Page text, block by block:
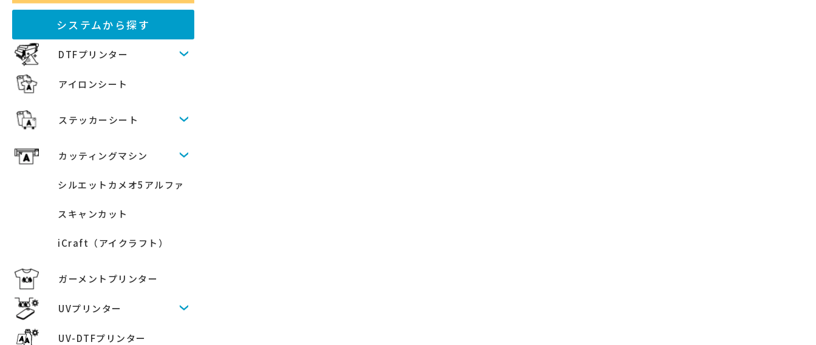
システムから探す
DTFプリンター
アイロンシート
ステッカーシート
カッティングマシン
シルエットカメオ5アルファ
スキャンカット
iCraft（アイクラフト）
ガーメントプリンター
UVプリンター
UV-DTFプリンター